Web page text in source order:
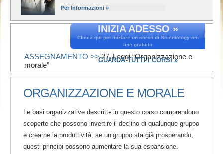
Per Informazioni »
INIZIA ADESSO »
Clicca qui per iniziare un corso di Scientology on-
line gratuito
GUARDA TUTTI I CORSI »
ASSEGNAMENTO >>27. Leggi “Organizzazione e
morale”
ORGANIZZAZIONE E MORALE
Le basi organizzative descritte in questo corso comprendono
scoperte che possono invertire il declino di qualunque gruppo
e crearne la produttività; se un gruppo sta già prosperando,
questi principi possono aumentare la sua espansione.